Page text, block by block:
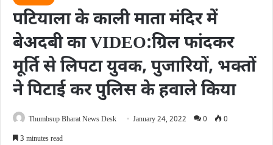
पटियाला के काली माता मंदिर में
बेअदबी का VIDEO:ग्रिल फांदकर
मूर्ति से लिपटा युवक, पुजारियों, भक्तों
ने पिटाई कर पुलिस के हवाले किया
Thumbsup Bharat News Desk January 24, 2022 0
0
3 minutes read